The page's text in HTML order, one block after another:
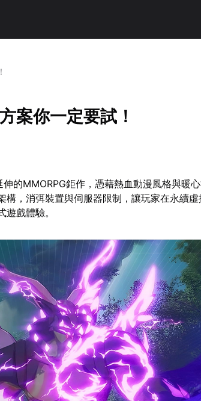
案你一定要試！
的MMORPG鉅作，憑藉熱血動漫風格與暖
，消弭裝置與伺服器限制，讓玩家在永續虛
戲體驗。